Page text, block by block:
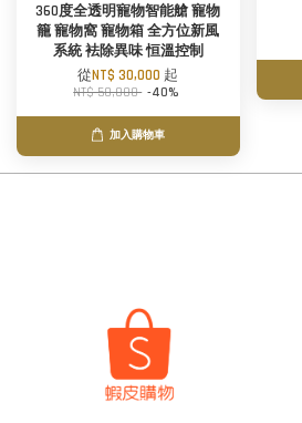
360度全透明寵物智能艙 寵物
籠 寵物窩 寵物箱 全方位新風
系統 袪除異味 恒溫控制
從NT$ 30,000 起
NT$ 50,000 -40%
加入購物車